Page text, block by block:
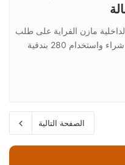
مازن الفراية على طلب
البلديات ومجالس الخدمات المشتركة شراء واستخدام 280 بندقية
الصفحة التالية